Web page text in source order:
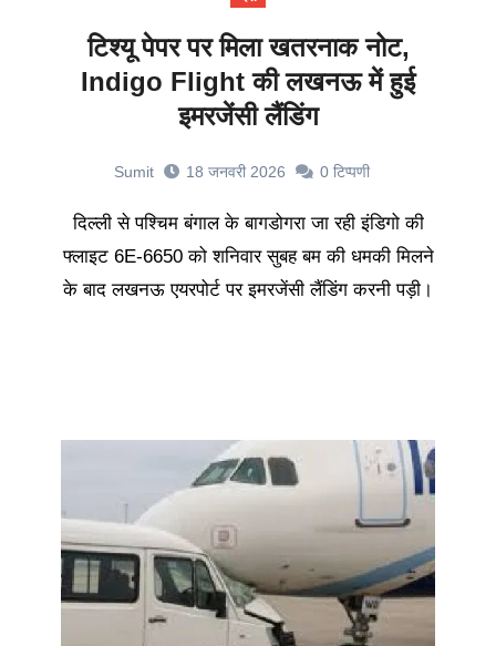
टिश्यू पेपर पर मिला खतरनाक नोट,
Indigo Flight की लखनऊ में हुई
इमरजेंसी लैंडिंग
Sumit 18 जनवरी 2026 0 टिप्पणी
दिल्ली से पश्चिम बंगाल के बागडोगरा जा रही इंडिगो की
फ्लाइट 6E-6650 को शनिवार सुबह बम की धमकी मिलने
के बाद लखनऊ एयरपोर्ट पर इमरजेंसी लैंडिंग करनी पड़ी।